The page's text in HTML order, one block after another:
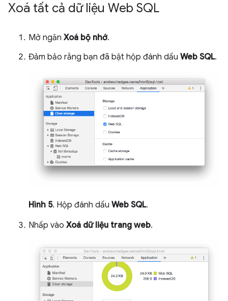
Xoá tất cả dữ liệu Web SQL
Mở ngăn Xoá bộ nhớ.
Đảm bảo rằng bạn đã bật hộp đánh dấu Web SQL.
Hình 5. Hộp đánh dấu Web SQL.
Nhấp vào Xoá dữ liệu trang web.